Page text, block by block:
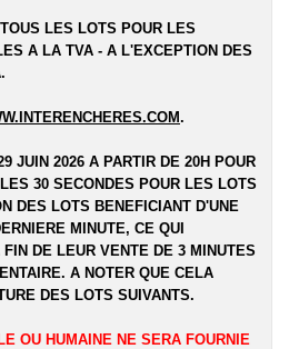
LES LOTS POUR LES
A LA TVA - A L'EXCEPTION DES
.
JUIN 2026 A PARTIR DE 20H POUR
30 SECONDES POUR LES LOTS
DES LOTS BENEFICIANT D'UNE
MINUTE, CE QUI
DE LEUR VENTE DE 3 MINUTES
A NOTER QUE CELA
DES LOTS SUIVANTS.
OU HUMAINE NE SERA FOURNIE